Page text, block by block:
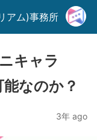
アム)事務所
キャラ
能なのか？
3年 ago